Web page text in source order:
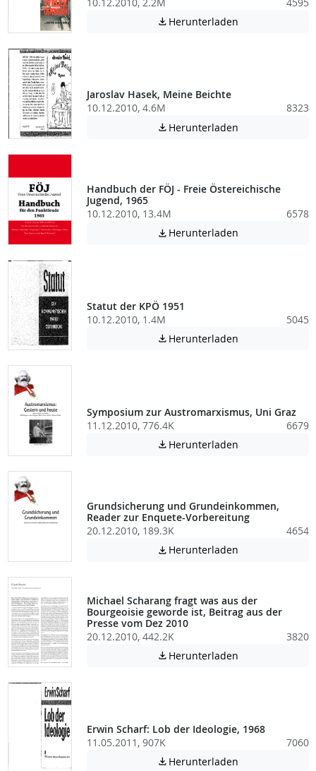
 Herunterladen
Jaroslav Hasek, Meine Beichte
10.12.2010, 4.6M
8323
 Herunterladen
Handbuch der FÖJ - Freie Östereichische
Jugend, 1965
10.12.2010, 13.4M
6578
 Herunterladen
Statut der KPÖ 1951
10.12.2010, 1.4M
5045
 Herunterladen
Symposium zur Austromarxismus, Uni Graz
11.12.2010, 776.4K
6679
 Herunterladen
Grundsicherung und Grundeinkommen,
Reader zur Enquete-Vorbereitung
20.12.2010, 189.3K
4654
 Herunterladen
Michael Scharang fragt was aus der
Bourgeoisie geworde ist, Beitrag aus der
Presse vom Dez 2010
20.12.2010, 442.2K
3820
 Herunterladen
Erwin Scharf: Lob der Ideologie, 1968
11.05.2011, 907K
7060
 Herunterladen